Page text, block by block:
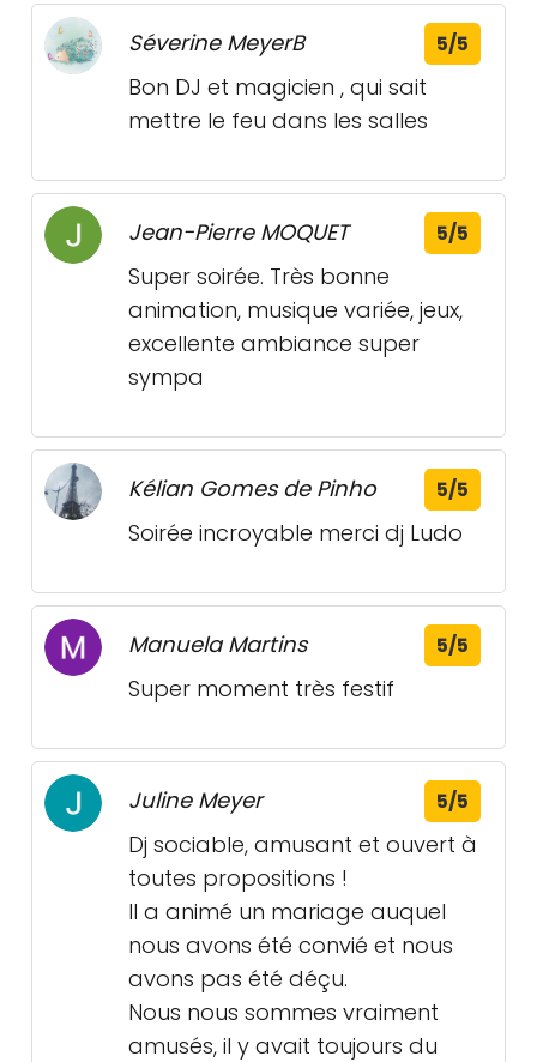
Séverine MeyerB 5/5
Bon DJ et magicien , qui sait
mettre le feu dans les salles
Jean-Pierre MOQUET 5/5
Super soirée. Très bonne
animation, musique variée, jeux,
excellente ambiance super
sympa
Kélian Gomes de Pinho 5/5
Soirée incroyable merci dj Ludo
Manuela Martins 5/5
Super moment très festif
Juline Meyer 5/5
Dj sociable, amusant et ouvert à
toutes propositions !
Il a animé un mariage auquel
nous avons été convié et nous
avons pas été déçu.
Nous nous sommes vraiment
amusés, il y avait toujours du